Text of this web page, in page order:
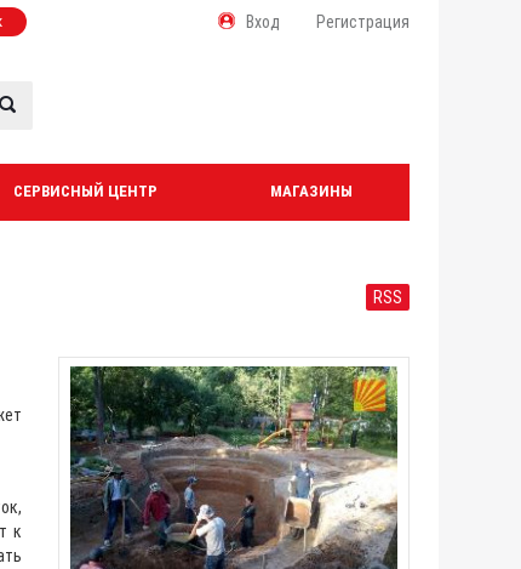
Вход Регистрация
СЕРВИСНЫЙ ЦЕНТР МАГАЗИНЫ
RSS
к